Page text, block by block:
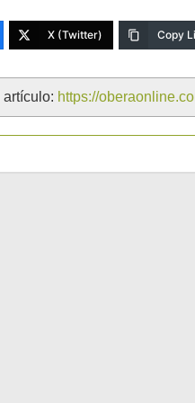
X (Twitter) Copy
artículo: https://